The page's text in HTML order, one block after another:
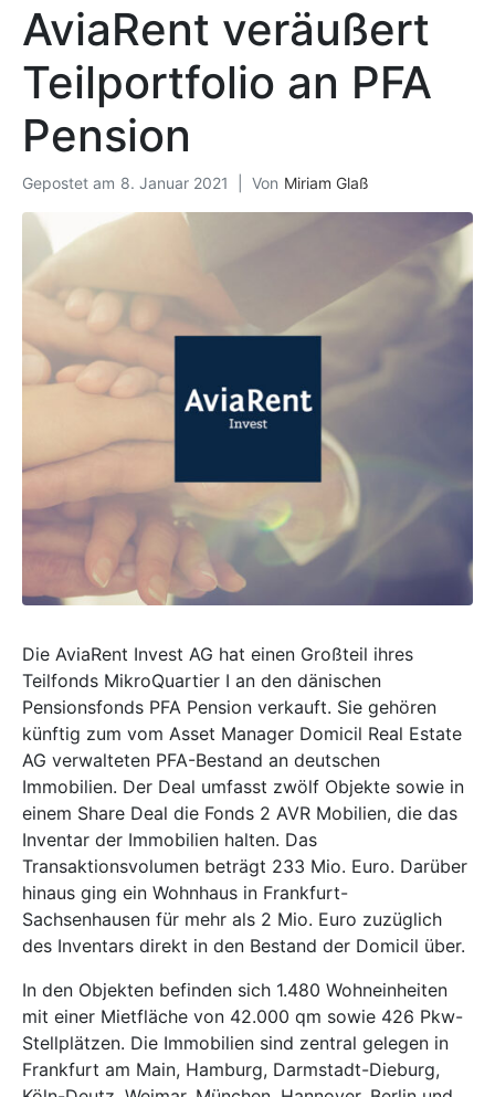
AviaRent veräußert
Teilportfolio an PFA
Pension
Gepostet am 8. Januar 2021 Von Miriam Glaß
Die AviaRent Invest AG hat einen Großteil ihres
Teilfonds MikroQuartier I an den dänischen
Pensionsfonds PFA Pension verkauft. Sie gehören
künftig zum vom Asset Manager Domicil Real Estate
AG verwalteten PFA-Bestand an deutschen
Immobilien. Der Deal umfasst zwölf Objekte sowie in
einem Share Deal die Fonds 2 AVR Mobilien, die das
Inventar der Immobilien halten. Das
Transaktionsvolumen beträgt 233 Mio. Euro. Darüber
hinaus ging ein Wohnhaus in Frankfurt-
Sachsenhausen für mehr als 2 Mio. Euro zuzüglich
des Inventars direkt in den Bestand der Domicil über.
In den Objekten befinden sich 1.480 Wohneinheiten
mit einer Mietfläche von 42.000 qm sowie 426 Pkw-
Stellplätzen. Die Immobilien sind zentral gelegen in
Frankfurt am Main, Hamburg, Darmstadt-Dieburg,